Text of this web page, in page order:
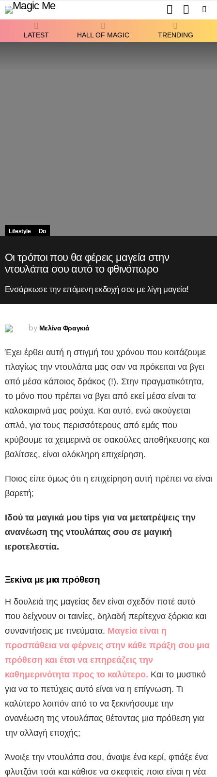
SWITCH
SKIN
LATEST HALL OF MAGIC TRENDING
Lifestyle Do
Οι τρόποι που θα φέρεις μαγεία στην
ντουλάπα σου αυτό το φθινόπωρο
Ενσάρκωσε την επόμενη εκδοχή σου με λίγη μαγεία!
by Μελίνα Φραγκιά
Έχει έρθει αυτή η στιγμή του χρόνου που κοιτάζουμε
πλαγίως την ντουλάπα μας σαν να πρόκειται να βγει
από μέσα κάποιος δράκος (!). Στην πραγματικότητα,
το μόνο που πρέπει να βγει από εκεί μέσα είναι τα
καλοκαιρινά μας ρούχα. Και αυτό, ενώ ακούγεται
απλό, για τους περισσότερους από εμάς που
κρύβουμε τα χειμερινά σε σακούλες αποθήκευσης και
βαλίτσες, είναι ολόκληρη επιχείρηση.
Ποιος είπε όμως ότι η επιχείρηση αυτή πρέπει να είναι
βαρετή;
Ιδού τα μαγικά μου tips για να μετατρέψεις την
ανανέωση της ντουλάπας σου σε μαγική
ιεροτελεστία.
Ξεκίνα με μια πρόθεση
Η δουλειά της μαγείας δεν είναι σχεδόν ποτέ αυτό
που δείχνουν οι ταινίες, δηλαδή περίτεχνα ξόρκια και
συναντήσεις με πνεύματα. Μαγεία είναι η
προσπάθεια να φέρνεις στην κάθε πράξη σου μια
πρόθεση και έτσι να επηρεάζεις την
καθημερινότητα προς το καλύτερο. Και το μυστικό
για να το πετύχεις αυτό είναι να η επίγνωση. Τι
καλύτερο λοιπόν από το να ξεκινήσουμε την
ανανέωση της ντουλάπας θέτοντας μια πρόθεση για
την αλλαγή εποχής;
Άνοιξε την ντουλάπα σου, άναψε ένα κερί, φτιάξε ένα
φλυτζάνι τσάι και κάθισε να σκεφτείς ποια είναι η νέα